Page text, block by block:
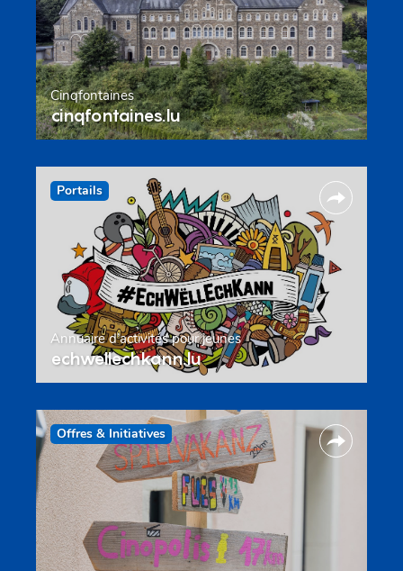
Cinqfontaines
cinqfontaines.lu
Portails
Annuaire d’activités pour jeunes
echwellechkann.lu
Offres & Initiatives